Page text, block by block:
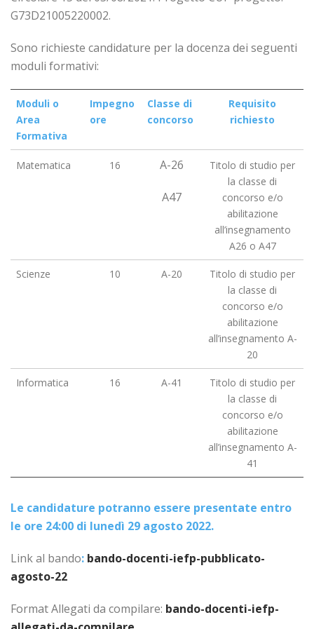
G73D21005220002.
Sono richieste candidature per la docenza dei seguenti
moduli formativi:
Moduli o
Area
Formativa
Impegno
ore
Classe di
concorso
Requisito
richiesto
Matematica 16 A-26
A47
Titolo di studio per
la classe di
concorso e/o
abilitazione
all’insegnamento
A26 o A47
Scienze 10 A-20
Titolo di studio per
la classe di
concorso e/o
abilitazione
all’insegnamento A-
20
Informatica 16 A-41
Titolo di studio per
la classe di
concorso e/o
abilitazione
all’insegnamento A-
41
Le candidature potranno essere presentate entro
le ore 24:00 di lunedì 29 agosto 2022.
Link al bando: bando-docenti-iefp-pubblicato-
agosto-22
Format Allegati da compilare: bando-docenti-iefp-